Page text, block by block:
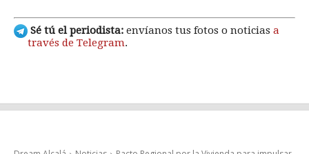
Sé tú el periodista: envíanos tus fotos o noticias a
través de Telegram.